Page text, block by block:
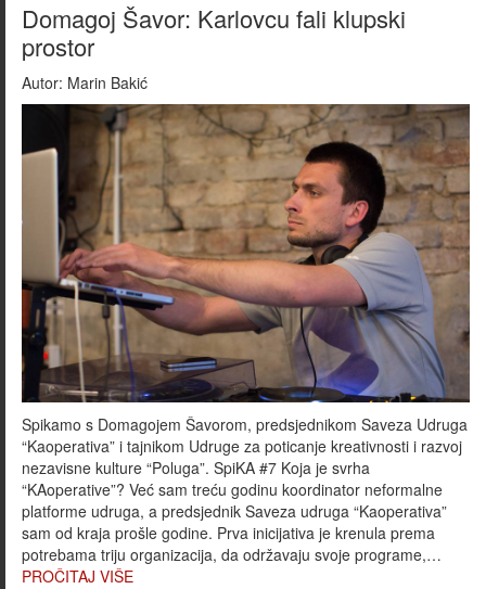
Domagoj Šavor: Karlovcu fali klupski
prostor
Autor: Marin Bakić
Spikamo s Domagojem Šavorom, predsjednikom Saveza Udruga
“Kaoperativa” i tajnikom Udruge za poticanje kreativnosti i razvoj
nezavisne kulture “Poluga”. SpiKA #7 Koja je svrha
“KAoperative”? Već sam treću godinu koordinator neformalne
platforme udruga, a predsjednik Saveza udruga “Kaoperativa”
sam od kraja prošle godine. Prva inicijativa je krenula prema
potrebama triju organizacija, da održavaju svoje programe,…
PROČITAJ VIŠE